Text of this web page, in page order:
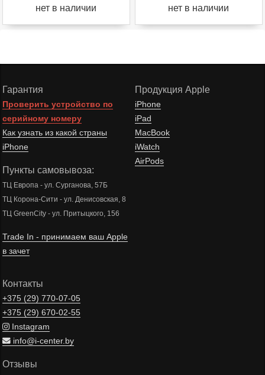
нет в наличии
нет в наличии
Гарантия
Проверить устройство по
серийному номеру
Как узнать из какой страны
iPhone
Пункты самовывоза:
ТЦ Европа - ул. Сурганова, 57Б
ТЦ Корона-Сити - ул. Денисовская, 8
ТЦ GreenCity - ул. Притыцкого, 156
Trade In - принимаем ваш Apple
в зачет
Продукция Apple
iPhone
iPad
MacBook
iWatch
AirPods
Контакты
+375 (29)770-07-05
+375 (29)670-02-55
Instagram
info@i-center.by
Отзывы